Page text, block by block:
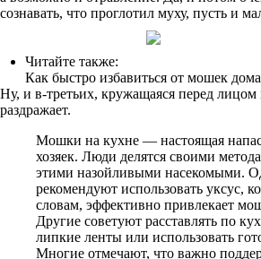
сознавать, что проглотил муху, пусть и
Читайте также:
Как быстро избавиться от мошек дома
Ну, и в-третьих, кружащаяся перед
раздражает.
Мошки на кухне — настоящая
хозяек. Люди делятся своими
этими назойливыми насекомыми.
рекомендуют использовать уксус,
словам, эффективно привлекает
Другие советуют расставлять по
липкие ленты или использовать
Многие отмечают, что важно